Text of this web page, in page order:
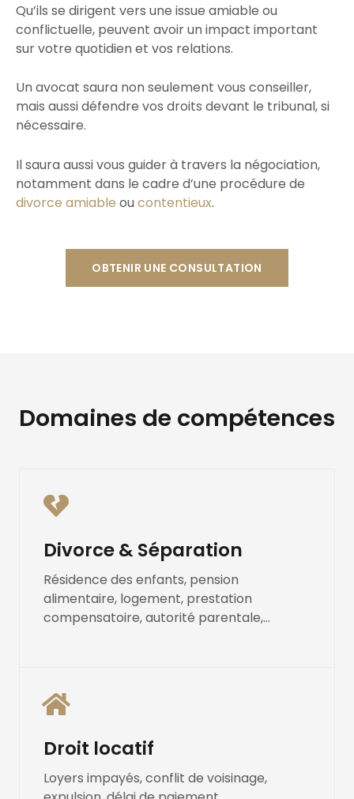
Qu’ils se dirigent vers une issue amiable ou
conflictuelle, peuvent avoir un impact important
sur votre quotidien et vos relations.
Un avocat saura non seulement vous conseiller,
mais aussi défendre vos droits devant le tribunal, si
nécessaire.
Il saura aussi vous guider à travers la négociation,
notamment dans le cadre d’une procédure de
divorce amiable ou contentieux.
OBTENIR UNE CONSULTATION
Domaines de compétences
Divorce & Séparation
Résidence des enfants, pension
alimentaire, logement, prestation
compensatoire, autorité parentale,...
Droit locatif
Loyers impayés, conflit de voisinage,